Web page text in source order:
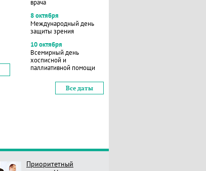
врача
8 октября
Международный день
защиты зрения
10 октября
Всемирный день
хосписной и
паллиативной помощи
Все даты
Приоритетный